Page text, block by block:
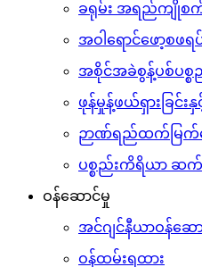
ခရုမ်း အရည်ကျိုစ
အဝါရောင်ဖော့စ
အစိုင်အခဲစွန့်ပစ်ပစ္
ဖုန်မှုန့်ဖယ်ရှားခြင်း
ဉာဏ်ရည်ထက်မြက်သ
ပစ္စည်းကိရိယာ ဆက်စ
ဝန်ဆောင်မှု
အင်ဂျင်နီယာဝန်ဆေ
ဝန်ထမ်းရထား